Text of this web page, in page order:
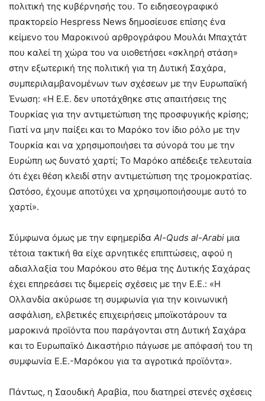
πολιτική της κυβέρνησής του. Το ειδησεογραφικό
πρακτορείο Hespress News δημοσίευσε επίσης ένα
κείμενο του Μαροκινού αρθρογράφου Μουλάι Μπαχτάτ
που καλεί τη χώρα του να υιοθετήσει «σκληρή στάση»
στην εξωτερική της πολιτική για τη Δυτική Σαχάρα,
συμπεριλαμβανομένων των σχέσεων με την Ευρωπαϊκή
Ένωση: «Η Ε.Ε. δεν υποτάχθηκε στις απαιτήσεις της
Τουρκίας για την αντιμετώπιση της προσφυγικής κρίσης;
Γιατί να μην παίξει και το Μαρόκο τον ίδιο ρόλο με την
Τουρκία και να χρησιμοποιήσει τα σύνορά του με την
Ευρώπη ως δυνατό χαρτί; Το Μαρόκο απέδειξε τελευταία
ότι έχει θέση κλειδί στην αντιμετώπιση της τρομοκρατίας.
Ωστόσο, έχουμε αποτύχει να χρησιμοποιήσουμε αυτό το
χαρτί».
Σύμφωνα όμως με την εφημερίδα Αl-Quds al-Arabi μια
τέτοια τακτική θα είχε αρνητικές επιπτώσεις, αφού η
αδιαλλαξία του Μαρόκου στο θέμα της Δυτικής Σαχάρας
έχει επηρεάσει τις διμερείς σχέσεις με την Ε.Ε.: «Η
Ολλανδία ακύρωσε τη συμφωνία για την κοινωνική
ασφάλιση, ελβετικές επιχειρήσεις μποϊκοτάρουν τα
μαροκινά προϊόντα που παράγονται στη Δυτική Σαχάρα
και το Ευρωπαϊκό Δικαστήριο πάγωσε με απόφασή του τη
συμφωνία Ε.Ε.-Μαρόκου για τα αγροτικά προϊόντα».
Πάντως, η Σαουδική Αραβία, που διατηρεί στενές σχέσεις